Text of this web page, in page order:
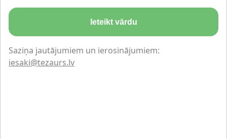
Ieteikt vārdu
Saziņa jautājumiem un ierosinājumiem:
iesaki@tezaurs.lv